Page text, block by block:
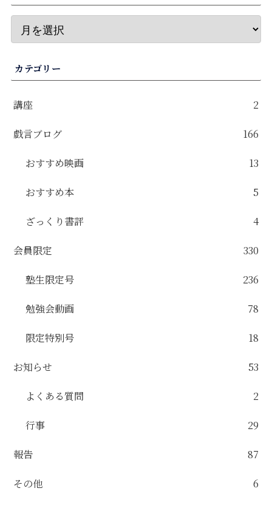
カテゴリー
講座 2
戯言ブログ 166
おすすめ映画 13
おすすめ本 5
ざっくり書評 4
会員限定 330
塾生限定号 236
勉強会動画 78
限定特別号 18
お知らせ 53
よくある質問 2
行事 29
報告 87
その他 6